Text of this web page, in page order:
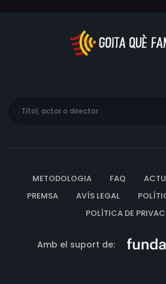
METODOLOGIA FAQ
PREMSA
AVÍS LEGAL
POLÍTICA DE
Amb el suport de: